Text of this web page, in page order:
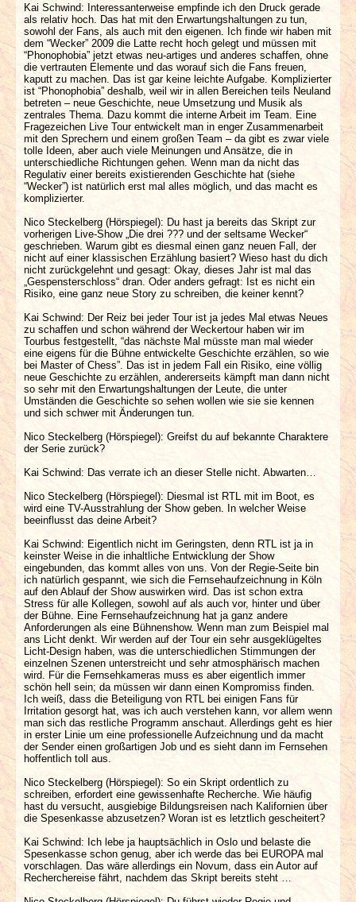
Kai Schwind: Interessanterweise empfinde ich den Druck gerade
als relativ hoch. Das hat mit den Erwartungshaltungen zu tun,
sowohl der Fans, als auch mit den eigenen. Ich finde wir haben mit
dem “Wecker” 2009 die Latte recht hoch gelegt und müssen mit
“Phonophobia” jetzt etwas neu-artiges und anderes schaffen, ohne
die vertrauten Elemente und das worauf sich die Fans freuen,
kaputt zu machen. Das ist gar keine leichte Aufgabe. Komplizierter
ist “Phonophobia” deshalb, weil wir in allen Bereichen teils Neuland
betreten – neue Geschichte, neue Umsetzung und Musik als
zentrales Thema. Dazu kommt die interne Arbeit im Team. Eine
Fragezeichen Live Tour entwickelt man in enger Zusammenarbeit
mit den Sprechern und einem großen Team – da gibt es zwar viele
tolle Ideen, aber auch viele Meinungen und Ansätze, die in
unterschiedliche Richtungen gehen. Wenn man da nicht das
Regulativ einer bereits existierenden Geschichte hat (siehe
“Wecker”) ist natürlich erst mal alles möglich, und das macht es
komplizierter.
Nico Steckelberg (Hörspiegel): Du hast ja bereits das Skript zur
vorherigen Live-Show „Die drei ??? und der seltsame Wecker“
geschrieben. Warum gibt es diesmal einen ganz neuen Fall, der
nicht auf einer klassischen Erzählung basiert? Wieso hast du dich
nicht zurückgelehnt und gesagt: Okay, dieses Jahr ist mal das
„Gespensterschloss“ dran. Oder anders gefragt: Ist es nicht ein
Risiko, eine ganz neue Story zu schreiben, die keiner kennt?
Kai Schwind: Der Reiz bei jeder Tour ist ja jedes Mal etwas Neues
zu schaffen und schon während der Weckertour haben wir im
Tourbus festgestellt, “das nächste Mal müsste man mal wieder
eine eigens für die Bühne entwickelte Geschichte erzählen, so wie
bei Master of Chess”. Das ist in jedem Fall ein Risiko, eine völlig
neue Geschichte zu erzählen, andererseits kämpft man dann nicht
so sehr mit den Erwartungshaltungen der Leute, die unter
Umständen die Geschichte so sehen wollen wie sie sie kennen
und sich schwer mit Änderungen tun.
Nico Steckelberg (Hörspiegel): Greifst du auf bekannte Charaktere
der Serie zurück?
Kai Schwind: Das verrate ich an dieser Stelle nicht. Abwarten…
Nico Steckelberg (Hörspiegel): Diesmal ist RTL mit im Boot, es
wird eine TV-Ausstrahlung der Show geben. In welcher Weise
beeinflusst das deine Arbeit?
Kai Schwind: Eigentlich nicht im Geringsten, denn RTL ist ja in
keinster Weise in die inhaltliche Entwicklung der Show
eingebunden, das kommt alles von uns. Von der Regie-Seite bin
ich natürlich gespannt, wie sich die Fernsehaufzeichnung in Köln
auf den Ablauf der Show auswirken wird. Das ist schon extra
Stress für alle Kollegen, sowohl auf als auch vor, hinter und über
der Bühne. Eine Fernsehaufzeichnung hat ja ganz andere
Anforderungen als eine Bühnenshow. Wenn man zum Beispiel mal
ans Licht denkt. Wir werden auf der Tour ein sehr ausgeklügeltes
Licht-Design haben, was die unterschiedlichen Stimmungen der
einzelnen Szenen unterstreicht und sehr atmosphärisch machen
wird. Für die Fernsehkameras muss es aber eigentlich immer
schön hell sein; da müssen wir dann einen Kompromiss finden.
Ich weiß, dass die Beteiligung von RTL bei einigen Fans für
Irritation gesorgt hat, was ich auch verstehen kann, vor allem wenn
man sich das restliche Programm anschaut. Allerdings geht es hier
in erster Linie um eine professionelle Aufzeichnung und da macht
der Sender einen großartigen Job und es sieht dann im Fernsehen
hoffentlich toll aus.
Nico Steckelberg (Hörspiegel): So ein Skript ordentlich zu
schreiben, erfordert eine gewissenhafte Recherche. Wie häufig
hast du versucht, ausgiebige Bildungsreisen nach Kalifornien über
die Spesenkasse abzusetzen? Woran ist es letztlich gescheitert?
Kai Schwind: Ich lebe ja hauptsächlich in Oslo und belaste die
Spesenkasse schon genug, aber ich werde das bei EUROPA mal
vorschlagen. Das wäre allerdings ein Novum, dass ein Autor auf
Recherchereise fährt, nachdem das Skript bereits steht …